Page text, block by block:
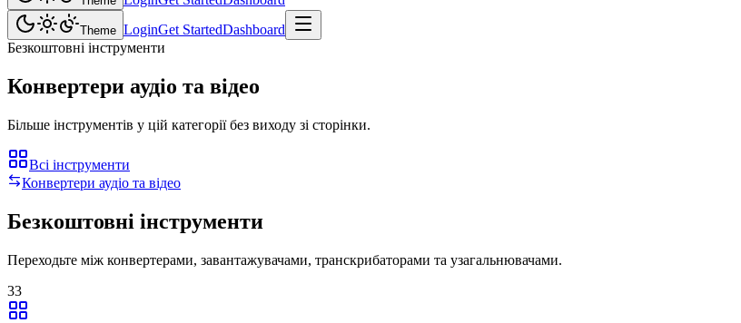
Theme LoginGet StartedDashboard
Безкоштовні інструменти
Конвертери аудіо та відео
Більше інструментів у цій категорії без виходу зі сторінки.
Всі інструменти
Конвертери аудіо та відео
Безкоштовні інструменти
Переходьте між конвертерами, завантажувачами, транскрибаторами та узагальнювачами.
33